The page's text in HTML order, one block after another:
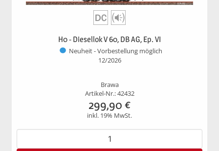
H0 - Diesellok V 60, DB AG, Ep. VI
Neuheit - Vorbestellung möglich
12/2026
Brawa
Artikel-Nr.: 42432
299,90 €
inkl. 19% MwSt.